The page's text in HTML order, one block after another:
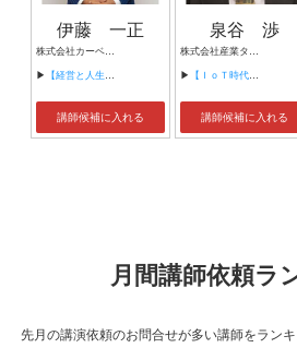
伊藤 一正
株式会社カーベル代表取締役社長 プロレスラーカーベル伊藤
▶ 【経営と人生がHappyになる3つのキーワード】
講師候補に入れる
泉谷 渉
株式会社産業タイムズ社 代表取締役会長 半導体産業新聞 特別編集委員
▶ 【ＩｏＴ時代にニッポンの製造業が一気に抜け出す！！ ～世界トップシェアのセンサーとロボットで戦え！】
講師候補に入れる
月間講師依頼ラ
先月の講演依頼のお問合せが多い講師をラン